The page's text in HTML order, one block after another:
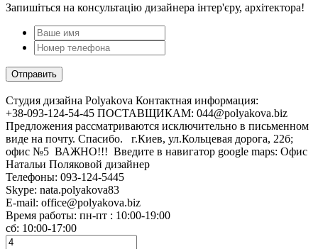
Запишіться на консультацію дизайнера інтер'єру, архітектора!
Cтудия дизайна Polyakova Контактная информация:
+38-093-124-54-45 ПОСТАВЩИКАМ: 044@polyakova.biz
Предложения рассматриваются исключительно в письменном
виде на почту. Спасибо. г.Киев, ул.Кольцевая дорога, 22б;
офис №5 ВАЖНО!!! Введите в навигатор google maps: Офис
Натальи Поляковой дизайнер
Телефоны: 093-124-5445
Skype: nata.polyakova83
E-mail: office@polyakova.biz
Время работы: пн-пт : 10:00-19:00
сб: 10:00-17:00